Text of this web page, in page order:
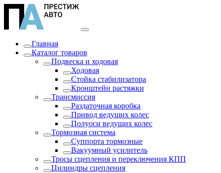
Главная
Каталог товаров
Подвеска и ходовая
Ходовая
Стойка стабилизатора
Кронштейн растяжки
Трансмиссия
Раздаточная коробка
Привод ведущих колес
Полуоси ведущих колес
Тормозная система
Суппорта тормозные
Вакуумный усилитель
Тросы сцепления и переключения КПП
Цилиндры сцепления